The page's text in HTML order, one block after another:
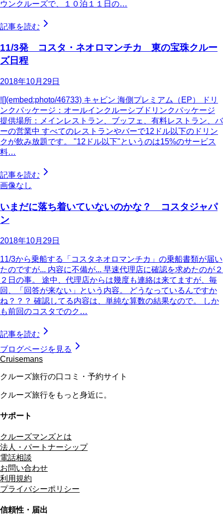
ウンクルーズで、１０泊１１日の…
記事を読む
11/3発 コスタ・ネオロマンチカ 東の宝珠クルー
ズ日程
2018年10月29日
![](embed:photo/46733) キャビン 海側プレミアム（EP） ドリ
ンクパッケージ：オールインクルーシブドリンクパッケージ
提供場所：メインレストラン、ブッフェ、有料レストラン、バ
ーの営業中 すべてのレストランやバーで12ドル以下のドリン
クが飲み放題です。 "12ドル以下"というのは15%のサービス
料…
記事を読む
画像なし
いまだに落ち着いていないのかな？ コスタジャパ
ン
2018年10月29日
11/3から乗船する「コスタネオロマンチカ」の乗船書類が届い
たのですが... 内容に不備が... 早速代理店に確認を求めたのが２
２日の事。 途中、代理店からは幾度も連絡は来てますが、毎
回、「回答が来ない」という内容。 どうなっているんですか
ね？？？ 確認してる内容は、単純な算数の結果なので。 しか
も前回のコスタでのク…
記事を読む
ブログページを見る
Cruisemans
クルーズ旅行の口コミ・予約サイト
クルーズ旅行をもっと身近に。
サポート
クルーズマンズとは
法人・パートナーシップ
電話相談
お問い合わせ
利用規約
プライバシーポリシー
信頼性・届出